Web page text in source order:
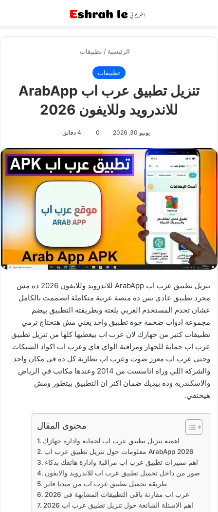
الرئيسية / تطبيقات
تطبيقات
تنزيل تطبيق عرب اب ArabApp
للاندرويد وللايفون 2026
يونيو 30, 2026 0
تنزيل تطبيق عرب اب ArabApp للاندرويد وللايفون 2026 ده مش
مجرد تطبيق عادي بس ده منصة عربية متكاملة اتصممت بالكامل
عشان تخدم المستخدم العربي بلغته وبطريقته التطبيق بيضم
مجموعة ادوات ضخمة جوه تطبيق واحد يعني مش هتحتاج ترمي
تطبيقات كتير من جهازك لان عرب اب بيغطيها كلها من تنزيل تطبيق
عرب اب حماية للجهاز ومراقبة الواي فاي وعرب اب اكواد الشبكات
وحتي عرب اب معزز صوت وعرب اب بطارية كل ده في مكان واحد
والشركة اللي وراه اتاسست من 2014 وعندها مكاتب في الرياض
والاسكندرية وده بيديك ضمان اكتر ان التطبيق بيتطور ومش
هيختفي.
محتوى المقال
اهمية تنزيل تطبيق عرب اب لحماية وادارة جهازك
معلومات حول تنزيل تطبيق عرب اب ArabApp 2026
اهم مميزات تطبيق عرب اب مراقبة وادارة هاتفك بذكاء
صور من داخل تحميل تطبيق عرب اب للاندرويد والايفون
طريقة تحميل تطبيق عرب اب من ميديا فاير
عرب اب مقارنة باقي التطبيقات المشابهة في 2026
اهم الاسئلة الشائعة حول تنزيل تطبيق عرب اب 2026